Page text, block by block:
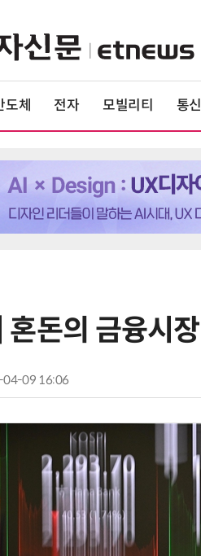
도체 전자 모빌리티 통신
혼돈의 금융시장
04-09 16:06